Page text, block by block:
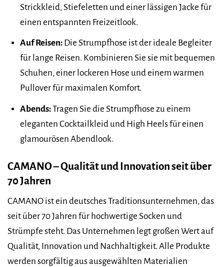
Strickkleid, Stiefeletten und einer lässigen Jacke für
einen entspannten Freizeitlook.
Auf Reisen:Die Strumpfhose ist der ideale Begleiter
für lange Reisen. Kombinieren Sie sie mit bequemen
Schuhen, einer lockeren Hose und einem warmen
Pullover für maximalen Komfort.
Abends:Tragen Sie die Strumpfhose zu einem
eleganten Cocktailkleid und High Heels für einen
glamourösen Abendlook.
CAMANO – Qualität und Innovation seit über
70 Jahren
CAMANO ist ein deutsches Traditionsunternehmen, das
seit über 70 Jahren für hochwertige Socken und
Strümpfe steht. Das Unternehmen legt großen Wert auf
Qualität, Innovation und Nachhaltigkeit. Alle Produkte
werden sorgfältig aus ausgewählten Materialien